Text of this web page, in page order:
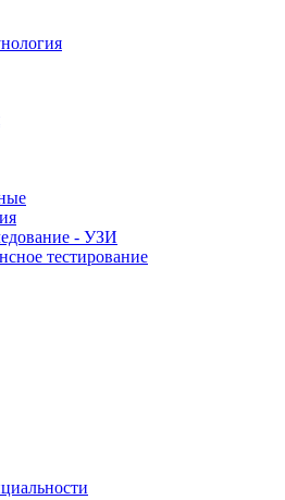
- УЗИ
тестирование